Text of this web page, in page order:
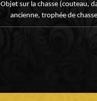
Objet sur la chasse (couteau,
ancienne, trophée de